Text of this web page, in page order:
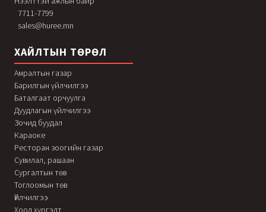
7711-7799
sales@huree.mn
ХАЙЛТЫН ТӨРӨЛ
Амралтын газар
Барилгын үйлчилгээ
Баталгаат орчуулга
Дуудлагын үйлчилгээ
Зочид буудал
Караоке
Ресторан зоогийн газар
Сувилал, рашаан
Сургалтын төв
Тоглоомын төв
Үйлчилгээ
Хоол хүргэлт